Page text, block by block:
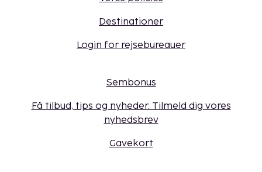
Destinationer
Login for rejsebureauer
Sembonus
Få tilbud, tips og nyheder. Tilmeld dig vores
nyhedsbrev
Gavekort